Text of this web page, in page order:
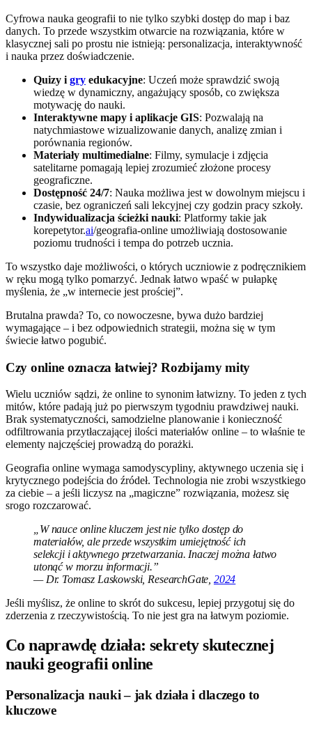
Cyfrowa nauka geografii to nie tylko szybki dostęp do map i baz
danych. To przede wszystkim otwarcie na rozwiązania, które w
klasycznej sali po prostu nie istnieją: personalizacja, interaktywność
i nauka przez doświadczenie.
Quizy i gry edukacyjne: Uczeń może sprawdzić swoją
wiedzę w dynamiczny, angażujący sposób, co zwiększa
motywację do nauki.
Interaktywne mapy i aplikacje GIS: Pozwalają na
natychmiastowe wizualizowanie danych, analizę zmian i
porównania regionów.
Materiały multimedialne: Filmy, symulacje i zdjęcia
satelitarne pomagają lepiej zrozumieć złożone procesy
geograficzne.
Dostępność 24/7: Nauka możliwa jest w dowolnym miejscu i
czasie, bez ograniczeń sali lekcyjnej czy godzin pracy szkoły.
Indywidualizacja ścieżki nauki: Platformy takie jak
korepetytor.ai/geografia-online umożliwiają dostosowanie
poziomu trudności i tempa do potrzeb ucznia.
To wszystko daje możliwości, o których uczniowie z podręcznikiem
w ręku mogą tylko pomarzyć. Jednak łatwo wpaść w pułapkę
myślenia, że „w internecie jest prościej”.
Brutalna prawda? To, co nowoczesne, bywa dużo bardziej
wymagające – i bez odpowiednich strategii, można się w tym
świecie łatwo pogubić.
Czy online oznacza łatwiej? Rozbijamy mity
Wielu uczniów sądzi, że online to synonim łatwizny. To jeden z tych
mitów, które padają już po pierwszym tygodniu prawdziwej nauki.
Brak systematyczności, samodzielne planowanie i konieczność
odfiltrowania przytłaczającej ilości materiałów online – to właśnie te
elementy najczęściej prowadzą do porażki.
Geografia online wymaga samodyscypliny, aktywnego uczenia się i
krytycznego podejścia do źródeł. Technologia nie zrobi wszystkiego
za ciebie – a jeśli liczysz na „magiczne” rozwiązania, możesz się
srogo rozczarować.
„W nauce online kluczem jest nie tylko dostęp do
materiałów, ale przede wszystkim umiejętność ich
selekcji i aktywnego przetwarzania. Inaczej można łatwo
utonąć w morzu informacji.”
— Dr. Tomasz Laskowski, ResearchGate, 2024
Jeśli myślisz, że online to skrót do sukcesu, lepiej przygotuj się do
zderzenia z rzeczywistością. To nie jest gra na łatwym poziomie.
Co naprawdę działa: sekrety skutecznej
nauki geografii online
Personalizacja nauki – jak działa i dlaczego to
kluczowe